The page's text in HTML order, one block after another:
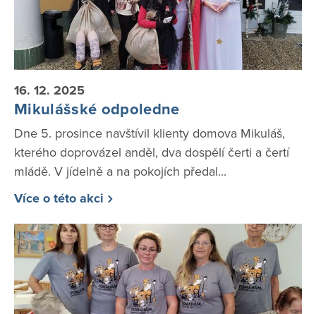
16. 12. 2025
Mikulášské odpoledne
Dne 5. prosince navštívil klienty domova Mikuláš,
kterého doprovázel anděl, dva dospělí čerti a čertí
mládě. V jídelně a na pokojích předal...
Více o této akci